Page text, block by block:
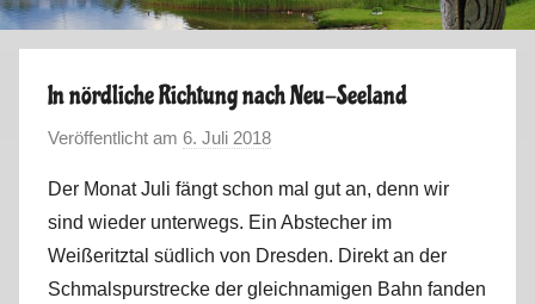
In nördliche Richtung nach Neu-Seeland
Veröffentlicht am 6. Juli 2018
n
M
a
r
Der Monat Juli fängt schon mal gut an, denn wir
sind wieder unterwegs. Ein Abstecher im
Weißeritztal südlich von Dresden. Direkt an der
Schmalspurstrecke der gleichnamigen Bahn fanden